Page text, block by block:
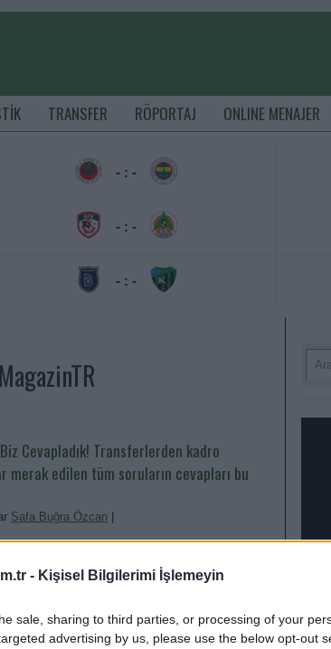
- Kişisel Bilgilerimi İşlemeyin
sale, sharing to third parties, or processing of your
advertising by us, please use the below opt-out
TRANSFER RÖPORTAJ ONLINE MENAJER
- : -
- : -
- : -
Cevapladık! Transferlerden kadro
merak edilen tüm soruların cevapları bu
Safa Buğra Özcan
yayında! Instagram üzerinden gelen en